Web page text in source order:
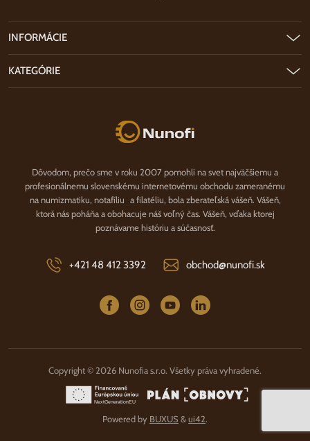
Nunofi.sk
Dôvodom, prečo sme v roku 2007 pomohli na svet najväčšiemu a
profesionálnemu slovenskému internetovému obchodu zameranému
na numizmatiku, notafíliu a filatéliu, bola zberateľská vášeň. Vášeň,
ktorá nás poháňa a obohacuje náš voľný čas. Vášeň, vďaka ktorej
poznávame históriu a súčasnosť.
+421 48 412 3392 obchod@nunofi.sk
INFORMÁCIE
KATEGÓRIE
Copyright © 2026 Nunofia s.r.o. Všetky práva vyhradené.
Powered by BUXUS &ui42.